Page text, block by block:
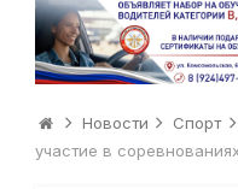
Новости Спорт
участие в